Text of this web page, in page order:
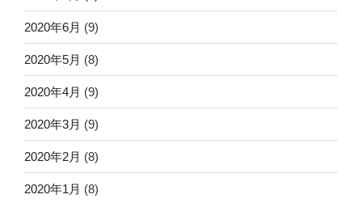
2020年6月 (9)
2020年5月 (8)
2020年4月 (9)
2020年3月 (9)
2020年2月 (8)
2020年1月 (8)